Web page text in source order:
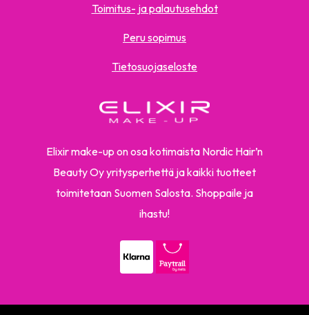
Elixir make-up on osa kotimaista Nordic Hair’n
Beauty Oy yritysperhettä ja kaikki tuotteet
toimitetaan Suomen Salosta. Shoppaile ja
ihastu!
Toimitus- ja palautusehdot
Peru sopimus
Tietosuojaseloste